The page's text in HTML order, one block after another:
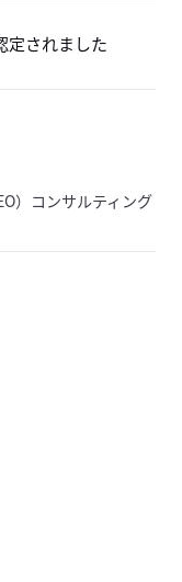
定されました
）コンサルティング